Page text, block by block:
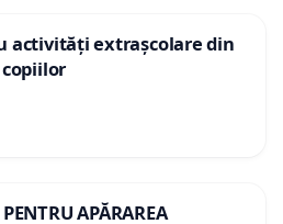
activități extrașcolare din
APĂRAREA